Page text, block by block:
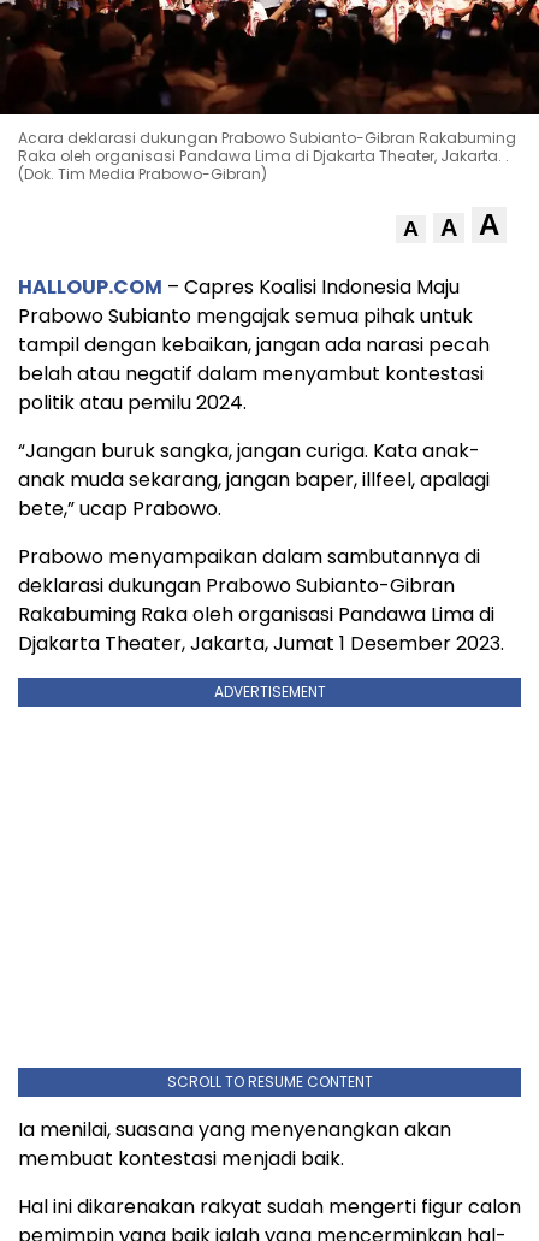
Acara deklarasi dukungan Prabowo Subianto-Gibran Rakabuming
Raka oleh organisasi Pandawa Lima di Djakarta Theater, Jakarta. .
(Dok. Tim Media Prabowo-Gibran)
A A A
HALLOUP.COM – Capres Koalisi Indonesia Maju
Prabowo Subianto mengajak semua pihak untuk
tampil dengan kebaikan, jangan ada narasi pecah
belah atau negatif dalam menyambut kontestasi
politik atau pemilu 2024.
“Jangan buruk sangka, jangan curiga. Kata anak-
anak muda sekarang, jangan baper, illfeel, apalagi
bete,” ucap Prabowo.
Prabowo menyampaikan dalam sambutannya di
deklarasi dukungan Prabowo Subianto-Gibran
Rakabuming Raka oleh organisasi Pandawa Lima di
Djakarta Theater, Jakarta, Jumat 1 Desember 2023.
ADVERTISEMENT
SCROLL TO RESUME CONTENT
Ia menilai, suasana yang menyenangkan akan
membuat kontestasi menjadi baik.
Hal ini dikarenakan rakyat sudah mengerti figur calon